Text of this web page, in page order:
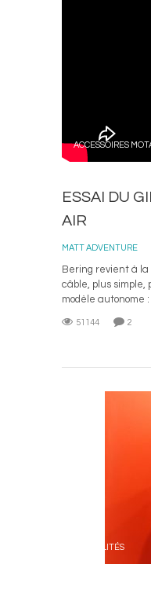
ACCESSOIRES
ESSAI DU
AIR
MATT ADVENTURE
Bering revient à
câble, plus simple,
modèle autonome
51144 2
ACTUALITÉS